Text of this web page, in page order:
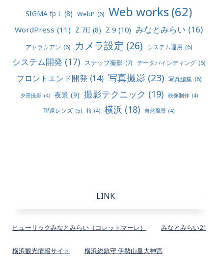
SIGMA fp L (8) WebP (6) Web works(62)
WordPress (11) Z 7II (8) Z 9 (10) みなとみらい (16)
アトラシアン (6) カメラ設定 (26) システム運用 (6)
システム開発 (17) スナップ撮影 (7) データバインディング (6)
フロントエンド開発 (14) 写真撮影 (23) 写真編集 (6)
夕景撮影 (4) 夜景 (9) 撮影テクニック (19) 映像制作 (4)
望遠レンズ (5) 桜 (4) 横浜 (18) 自然風景 (4)
LINK
ヒューリックみなとみらい（コレットマーレ） みなとみらい21
横浜観光情報サイト 横浜総鎮守 伊勢山皇大神宮